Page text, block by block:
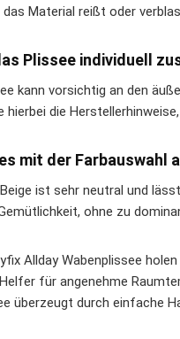
das Material reißt oder
Plissee individuell
kann vorsichtig an den
hierbei die
mit der Farbauswahl
ist sehr neutral und
ohne zu
Allday Wabenplissee
für angenehme
überzeugt durch einfache